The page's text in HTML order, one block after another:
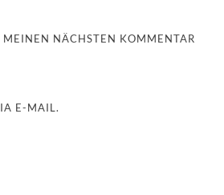
NÄCHSTEN KOMMENTAR
E-MAIL.